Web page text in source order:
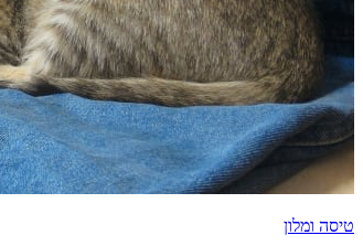
טיסה ומלון